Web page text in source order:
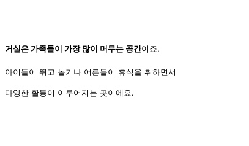
거실은 가족들이 가장 많이 머무는 공간이죠.
아이들이 뛰고 놀거나 어른들이 휴식을 취하면서
다양한 활동이 이루어지는 곳이에요.